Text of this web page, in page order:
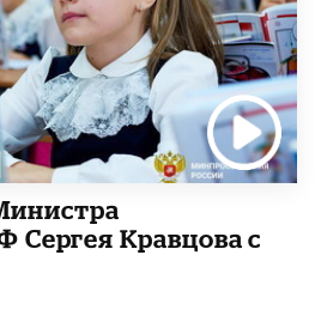
Сергея Кравцова с